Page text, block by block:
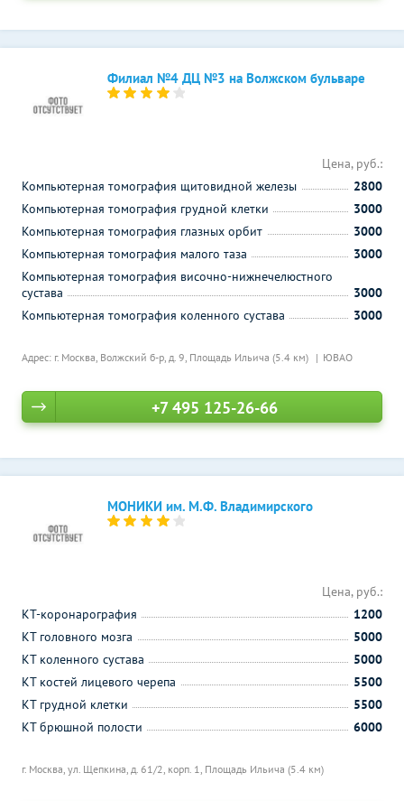
Филиал №4 ДЦ №3 на Волжском бульваре
Адрес: г. Москва, Волжский б-р, д. 9, Площадь Ильича (5.4 км) ЮВАО
Цена, руб.:
Компьютерная томография щитовидной железы
2800
Компьютерная томография грудной клетки
3000
Компьютерная томография глазных орбит
3000
Компьютерная томография малого таза
3000
Компьютерная томография височно-нижнечелюстного
сустава
3000
Компьютерная томография коленного сустава
3000
+7 495 125-26-66
МОНИКИ им. М.Ф. Владимирского
г. Москва, ул. Щепкина, д. 61/2, корп. 1, Площадь Ильича (5.4 км)
Цена, руб.:
КТ-коронарография
1200
КТ головного мозга
5000
КТ коленного сустава
5000
КТ костей лицевого черепа
5500
КТ грудной клетки
5500
КТ брюшной полости
6000